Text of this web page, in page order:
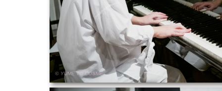
© YUME TO COSME